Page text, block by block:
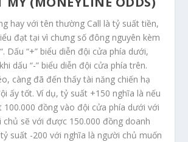
hay với tên thường Call là tỷ suất tiền,
đạt tại vì chưng số đông nguyên kèm
Dấu “+” biểu diễn đội cửa phía dưới,
dấu “-” biểu diễn đội cửa phía trên.
càng đã đến thấy tài năng chiến hạ
ấy tốt. Ví dụ, tỷ suất +150 nghĩa là nếu
100.000 đồng vào đội cửa phía dưới với
chủ sẽ với được 150.000 đồng doanh
suất -200 với nghĩa là người chủ muốn